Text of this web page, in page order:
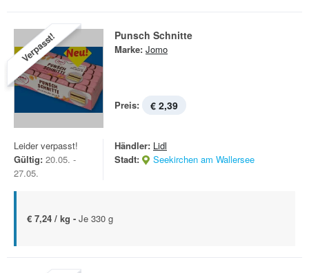
Verpasst! Punsch Schnitte
Marke: Jomo
Preis: € 2,39
Leider verpasst!
Gültig: 20.05. -
27.05.
Händler: Lidl
Stadt:
Seekirchen am Wallersee
€ 7,24 / kg - Je 330 g